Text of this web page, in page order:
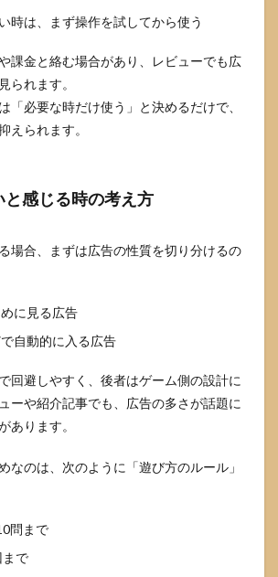
時は、まず操作を試してから使う
課金と絡む場合があり、レビューでも広
られます。
「必要な時だけ使う」と決めるだけで、
えられます。
と感じる時の考え方
場合、まずは広告の性質を切り分けるの
に見る広告
自動的に入る広告
回避しやすく、後者はゲーム側の設計に
ーや紹介記事でも、広告の多さが話題に
あります。
なのは、次のように「遊び方のルール」
問まで
まで